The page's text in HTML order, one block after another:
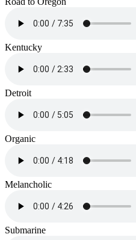
Kentucky
Detroit
Organic
Melancholic
Submarine